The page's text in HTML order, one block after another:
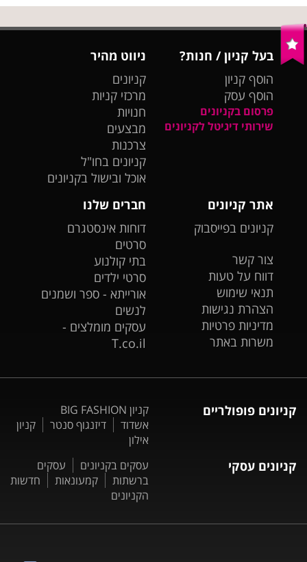
בעל קניון / חנות?
הוסף קניון
הוסף עסק
פרסום בקניונים
שירותי דיגיטל לקניונים
ניווט מהיר
קניונים
מרכזי קניות
חנויות
מבצעים
צרכנות
קניונים בחו"ל
אוכל ובישול בקניונים
אתר קניונים
קניונים בפייסבוק
צור קשר
דווח על טעות
תנאי שימוש
הצהרת נגישות
מדיניות פרטיות
משרות באתר
חברים שלנו
דוחות אינסטגרם
סרטים
בתי קולנוע
סרטי ילדים
אורייתא - ספר ושמנים
לנשים
עסקים מומלצים -
T.co.il
קניונים פופולריים
קניון BIG FASHION
אשדוד
דיזנגוף סנטר
קניון
אילון
קניונים עסקי עסקים בקניונים
עסקים
ברשתות
קמעונאות
חדשות
הקניונים